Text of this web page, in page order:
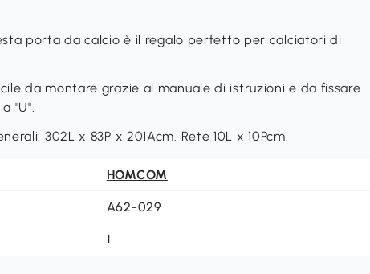
porta da calcio è il regalo perfetto per calciatori di
da montare grazie al manuale di istruzioni e da fissare
"U".
302L x 83P x 201Acm. Rete 10L x 10Pcm.
HOMCOM
A62-029
1